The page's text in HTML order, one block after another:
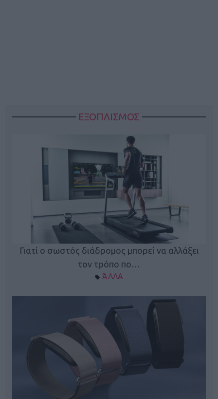
ΕΞΟΠΛΙΣΜΟΣ
Γιατί ο σωστός διάδρομος μπορεί να αλλάξει
τον τρόπο πο…
ΆΛΛΑ